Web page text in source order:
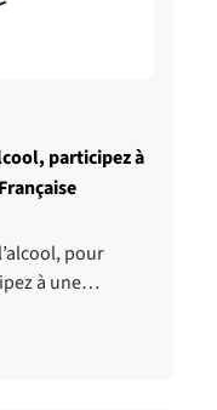
participez à
pour
à une…